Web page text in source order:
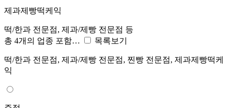
제과제빵떡케익
떡/한과 전문점, 제과/제빵 전문점 등
총 4개의 업종 포함…
목록보기
떡/한과 전문점, 제과/제빵 전문점, 찐빵 전문점, 제과제빵떡케
익